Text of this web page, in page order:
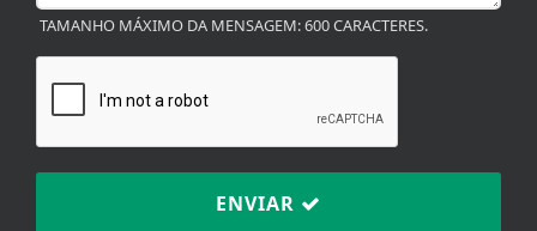
TAMANHO MÁXIMO DA MENSAGEM: 600 CARACTERES.
ENVIAR